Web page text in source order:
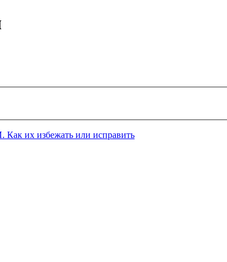
их избежать или исправить